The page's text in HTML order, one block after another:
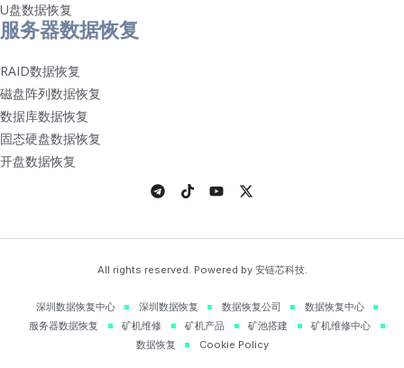
U盘数据恢复
服务器数据恢复
RAID数据恢复
磁盘阵列数据恢复
数据库数据恢复
固态硬盘数据恢复
开盘数据恢复
All rights reserved. Powered by 安链芯科技.
深圳数据恢复中心 深圳数据恢复 数据恢复公司
数据恢复中心
服务器数据恢复
矿机维修 矿机产品 矿池搭建
矿机维修中心
数据恢复
Cookie Policy